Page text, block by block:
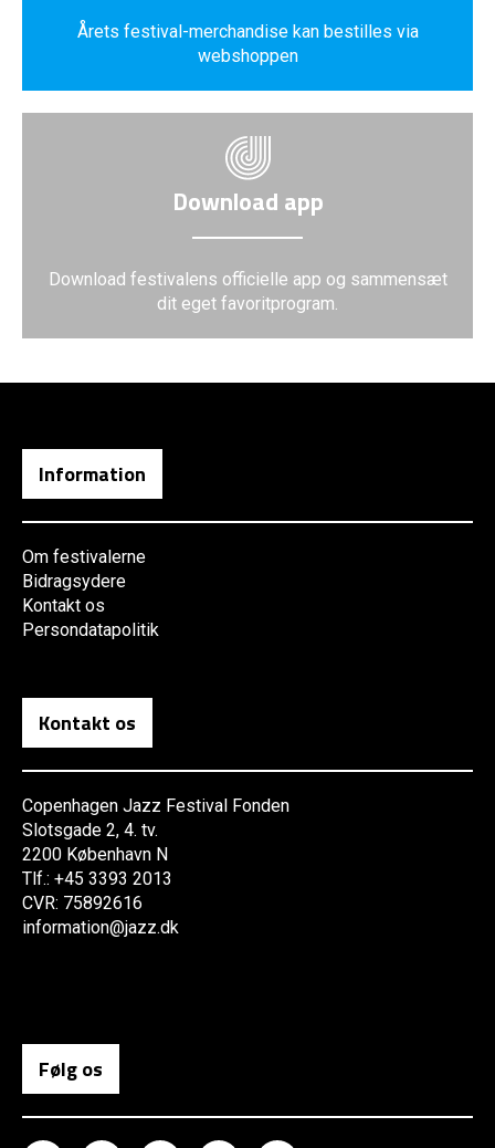
Årets festival-merchandise kan bestilles via
webshoppen
Download app
Download festivalens officielle app og sammensæt
dit eget favoritprogram.
Information
Om festivalerne
Bidragsydere
Kontakt os
Persondatapolitik
Kontakt os
Copenhagen Jazz Festival Fonden
Slotsgade 2, 4. tv.
2200 København N
Tlf.: +45 3393 2013
CVR: 75892616
information@jazz.dk
Følg os